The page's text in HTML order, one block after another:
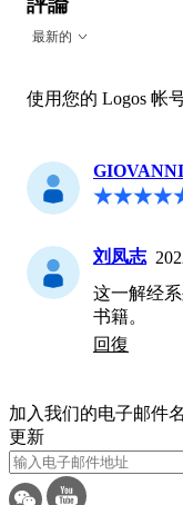
最新的
使用您的 Logos 帐
GIOVANNI
刘凤志
这一解经
书籍。
回復
加入我们的电子邮件
更新